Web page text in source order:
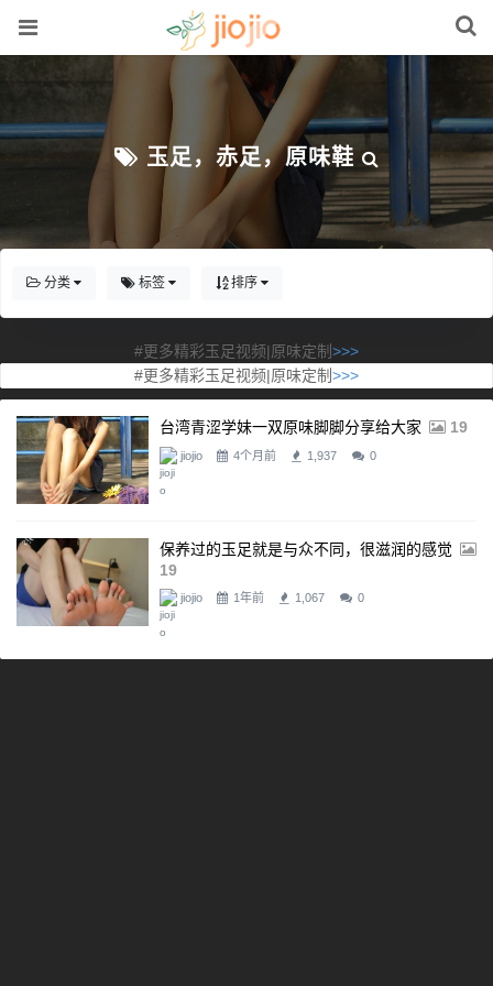
玉足，赤足，原味鞋
分类 标签 排序
#更多精彩玉足视频|原味定制>>>
#更多精彩玉足视频|原味定制>>>
台湾青涩学妹一双原味脚脚分享给大家 19
jiojio 4个月前 1,937 0
保养过的玉足就是与众不同，很滋润的感觉
19
jiojio 1年前 1,067 0